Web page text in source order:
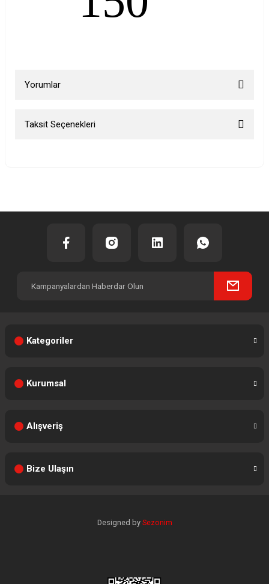
Yorumlar
Taksit Seçenekleri
Kategoriler
Kurumsal
Alışveriş
Bize Ulaşın
Designed by Sezonim